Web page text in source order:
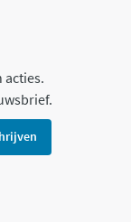
acties.